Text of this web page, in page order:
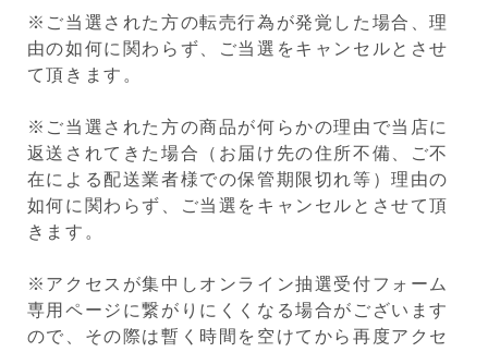
※ご当選された方の転売行為が発覚した場合、理
由の如何に関わらず、ご当選をキャンセルとさせ
て頂きます。
※ご当選された方の商品が何らかの理由で当店に
返送されてきた場合（お届け先の住所不備、ご不
在による配送業者様での保管期限切れ等）理由の
如何に関わらず、ご当選をキャンセルとさせて頂
きます。
※アクセスが集中しオンライン抽選受付フォーム
専用ページに繋がりにくくなる場合がございます
ので、その際は暫く時間を空けてから再度アクセ